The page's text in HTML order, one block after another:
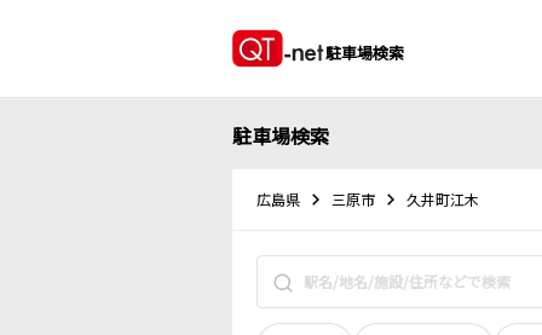
駐車場検索
駐車場検索
広島県 三原市 久井町江木